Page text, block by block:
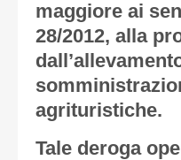
maggiore ai
28/2012, alla
agrituristiche.
Tale deroga